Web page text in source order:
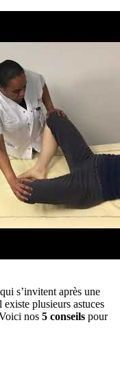
s’invitent après une
plusieurs astuces
nos 5 conseils pour